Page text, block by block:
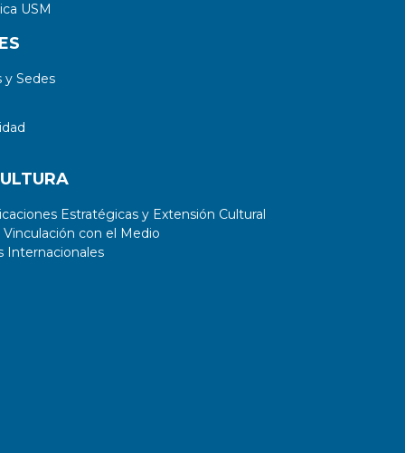
USM
Sedes
Estratégicas y Extensión Cultural
con el Medio
Internacionales